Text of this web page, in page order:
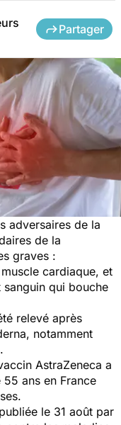
Partager
adversaires de la
de la
graves :
cardiaque, et
qui bouche
relevé après
notamment
AstraZeneca a
ans en France
publiée le 31 août par